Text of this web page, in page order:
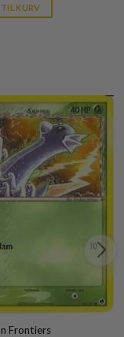
kr. 39,95.
KURV
Frontiers